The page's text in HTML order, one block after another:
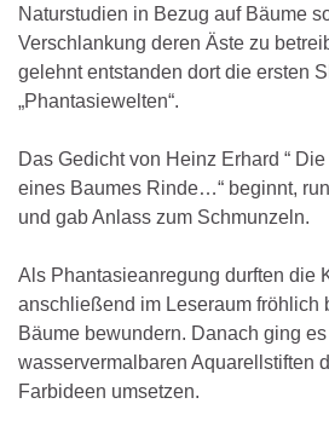
Naturstudien in Bezug auf Bäume
Verschlankung deren Äste zu
gelehnt entstanden dort die ersten
„Phantasiewelten“.
Das Gedicht von Heinz Erhard “ Die
eines Baumes Rinde…“ beginnt,
und gab Anlass zum Schmunzeln.
Als Phantasieanregung durften die
anschließend im Leseraum fröhlich
Bäume bewundern. Danach ging
wasservermalbaren Aquarellstiften
Farbideen umsetzen.